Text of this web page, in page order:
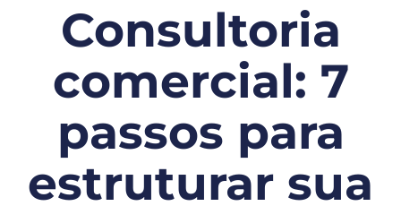
Consultoria
comercial: 7
passos para
estruturar sua